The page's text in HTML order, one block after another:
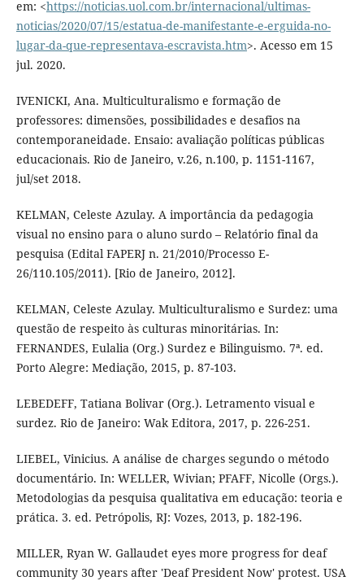
em: <https://noticias.uol.com.br/internacional/ultimas-
noticias/2020/07/15/estatua-de-manifestante-e-erguida-no-
lugar-da-que-representava-escravista.htm>. Acesso em 15
jul. 2020.
IVENICKI, Ana. Multiculturalismo e formação de
professores: dimensões, possibilidades e desafios na
contemporaneidade. Ensaio: avaliação políticas públicas
educacionais. Rio de Janeiro, v.26, n.100, p. 1151-1167,
jul/set 2018.
KELMAN, Celeste Azulay. A importância da pedagogia
visual no ensino para o aluno surdo – Relatório final da
pesquisa (Edital FAPERJ n. 21/2010/Processo E-
26/110.105/2011). [Rio de Janeiro, 2012].
KELMAN, Celeste Azulay. Multiculturalismo e Surdez: uma
questão de respeito às culturas minoritárias. In:
FERNANDES, Eulalia (Org.) Surdez e Bilinguismo. 7ª. ed.
Porto Alegre: Mediação, 2015, p. 87-103.
LEBEDEFF, Tatiana Bolivar (Org.). Letramento visual e
surdez. Rio de Janeiro: Wak Editora, 2017, p. 226-251.
LIEBEL, Vinicius. A análise de charges segundo o método
documentário. In: WELLER, Wivian; PFAFF, Nicolle (Orgs.).
Metodologias da pesquisa qualitativa em educação: teoria e
prática. 3. ed. Petrópolis, RJ: Vozes, 2013, p. 182-196.
MILLER, Ryan W. Gallaudet eyes more progress for deaf
community 30 years after 'Deaf President Now' protest. USA